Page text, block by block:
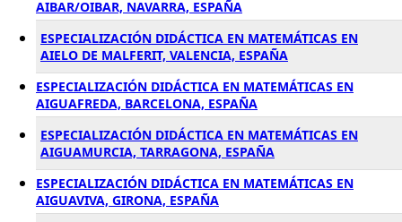
AIBAR/OIBAR, NAVARRA, ESPAÑA
ESPECIALIZACIÓN DIDÁCTICA EN MATEMÁTICAS EN
AIELO DE MALFERIT, VALENCIA, ESPAÑA
ESPECIALIZACIÓN DIDÁCTICA EN MATEMÁTICAS EN
AIGUAFREDA, BARCELONA, ESPAÑA
ESPECIALIZACIÓN DIDÁCTICA EN MATEMÁTICAS EN
AIGUAMURCIA, TARRAGONA, ESPAÑA
ESPECIALIZACIÓN DIDÁCTICA EN MATEMÁTICAS EN
AIGUAVIVA, GIRONA, ESPAÑA